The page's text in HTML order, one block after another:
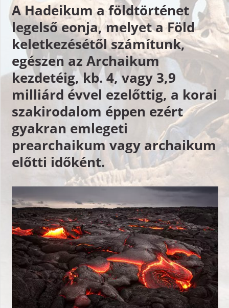
A Hadeikum a földtörténet
legelső eonja, melyet a Föld
keletkezésétől számítunk,
egészen az Archaikum
kezdetéig, kb. 4, vagy 3,9
milliárd évvel ezelőttig, a korai
szakirodalom éppen ezért
gyakran emlegeti
prearchaikum vagy archaikum
előtti időként.